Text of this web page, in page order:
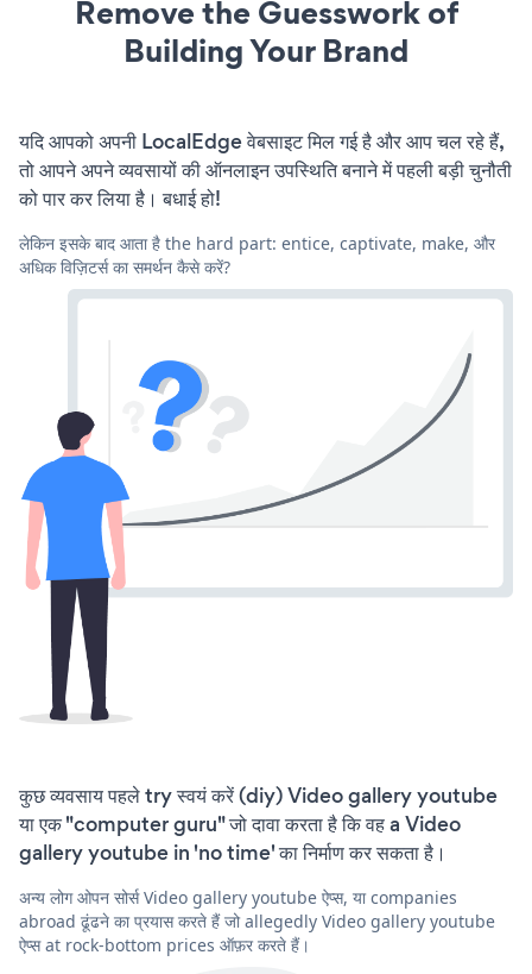
Remove the Guesswork of
Building Your Brand
यदि आपको अपनी LocalEdge वेबसाइट मिल गई है और आप चल रहे हैं,
तो आपने अपने व्यवसायों की ऑनलाइन उपस्थिति बनाने में पहली बड़ी चुनौती
को पार कर लिया है। बधाई हो!
लेकिन इसके बाद आता है the hard part: entice, captivate, make, और
अधिक विज़िटर्स का समर्थन कैसे करें?
कुछ व्यवसाय पहले try स्वयं करें (diy) Video gallery youtube
या एक "computer guru" जो दावा करता है कि वह a Video
gallery youtube in 'no time' का निर्माण कर सकता है।
अन्य लोग ओपन सोर्स Video gallery youtube ऐप्स, या companies
abroad ढूंढने का प्रयास करते हैं जो allegedly Video gallery youtube
ऐप्स at rock-bottom prices ऑफ़र करते हैं।